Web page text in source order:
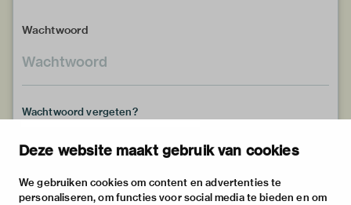
Deze website maakt gebruik van cookies
We gebruiken cookies om content en advertenties te
personaliseren, om functies voor social media te bieden en om
Wachtwoord
Wachtwoord vergeten?